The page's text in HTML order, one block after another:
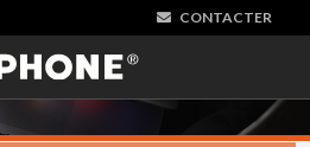
CONTACTER